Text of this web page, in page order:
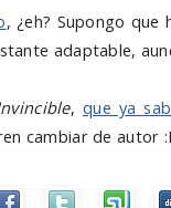
, ¿eh? Supongo
adaptable,
,que ya
cambiar de autor